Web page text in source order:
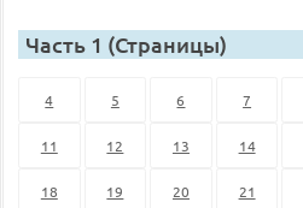
Часть 1 (Страницы)
4 5 6 7
11 12 13 14
18 19 20 21